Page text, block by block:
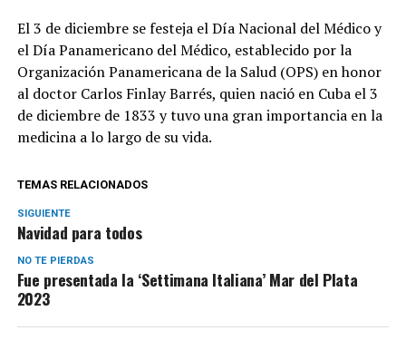
El 3 de diciembre se festeja el Día Nacional del Médico y
el Día Panamericano del Médico, establecido por la
Organización Panamericana de la Salud (OPS) en honor
al doctor Carlos Finlay Barrés, quien nació en Cuba el 3
de diciembre de 1833 y tuvo una gran importancia en la
medicina a lo largo de su vida.
TEMAS RELACIONADOS
SIGUIENTE
Navidad para todos
NO TE PIERDAS
Fue presentada la ‘Settimana Italiana’ Mar del Plata
2023